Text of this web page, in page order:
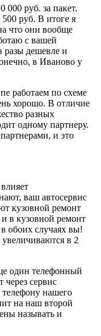
руб. за пакет.
руб. В итоге я
что они вообще
с вашей
разы дешевле и
в Иваново у
работаем по схеме
хорошо. В отличие
разных
одному партнеру.
и это
ваш автосервис
кузовной ремонт
в кузовной ремонт
обоих случаях вы!
в 2
один телефонный
через сервис
телефону нашего
на наш второй
называть и